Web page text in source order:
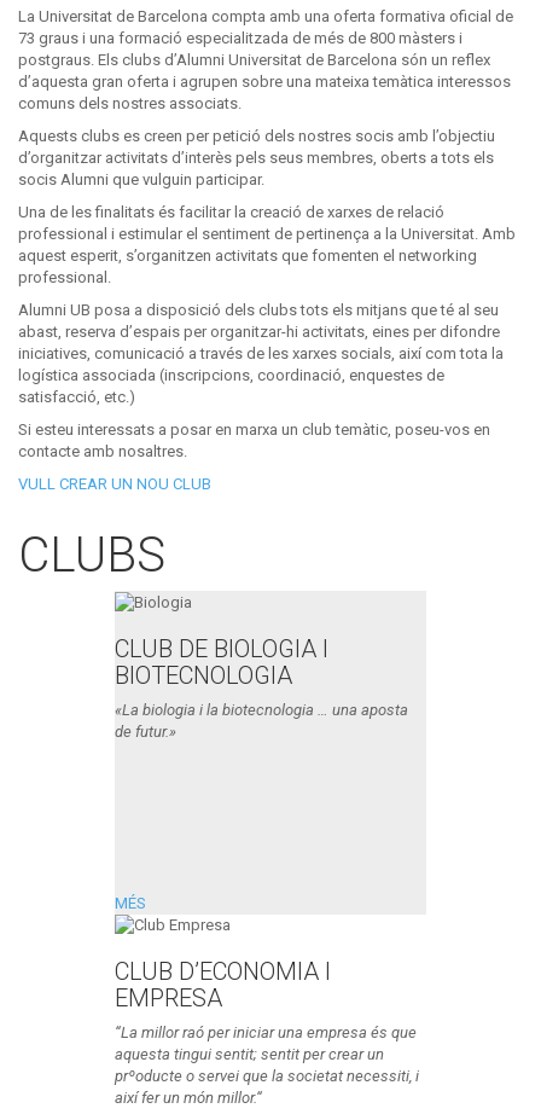
La Universitat de Barcelona compta amb una oferta formativa oficial de
73 graus i una formació especialitzada de més de 800 màsters i
postgraus. Els clubs d’Alumni Universitat de Barcelona són un reflex
d’aquesta gran oferta i agrupen sobre una mateixa temàtica interessos
comuns dels nostres associats.
Aquests clubs es creen per petició dels nostres socis amb l’objectiu
d’organitzar activitats d’interès pels seus membres, oberts a tots els
socis Alumni que vulguin participar.
Una de les finalitats és facilitar la creació de xarxes de relació
professional i estimular el sentiment de pertinença a la Universitat. Amb
aquest esperit, s’organitzen activitats que fomenten el networking
professional.
Alumni UB posa a disposició dels clubs tots els mitjans que té al seu
abast, reserva d’espais per organitzar-hi activitats, eines per difondre
iniciatives, comunicació a través de les xarxes socials, així com tota la
logística associada (inscripcions, coordinació, enquestes de
satisfacció, etc.)
Si esteu interessats a posar en marxa un club temàtic, poseu-vos en
contacte amb nosaltres.
VULL CREAR UN NOU CLUB
CLUBS
CLUB DE BIOLOGIA I
BIOTECNOLOGIA
«La biologia i la biotecnologia … una aposta
de futur.»
MÉS
CLUB D’ECONOMIA I
EMPRESA
“La millor raó per iniciar una empresa és que
aquesta tingui sentit; sentit per crear un
prºoducte o servei que la societat necessiti, i
així fer un món millor.“